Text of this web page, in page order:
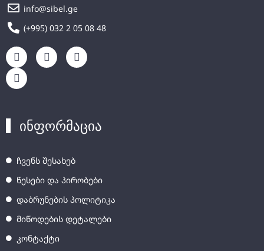
info@sibel.ge
(+995) 032 2 05 08 48
ინფორმაცია
ჩვენს შესახებ
წესები და პირობები
დაბრუნების პოლიტიკა
მიწოდების დეტალები
კონტაქტი